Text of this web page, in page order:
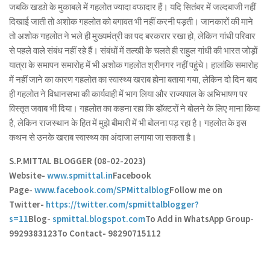
जबकि खडग़े के मुकाबले में गहलोत ज्यादा वफादार हैं। यदि सितंबर में जल्दबाजी नहीं
दिखाई जाती तो अशोक गहलोत को बगावत भी नहीं करनी पड़ती। जानकारों की माने
तो अशोक गहलोत ने भले ही मुख्यमंत्री का पद बरकरार रखा हो, लेकिन गांधी परिवार
से पहले वाले संबंध नहीं रहे हैं। संबंधों में तल्खी के चलते ही राहुल गांधी की भारत जोड़ों
यात्रा के समापन समारोह में भी अशोक गहलोत श्रीनगर नहीं पहुंचे। हालांकि समारोह
में नहीं जाने का कारण गहलोत का स्वास्थ्य खराब होना बताया गया, लेकिन दो दिन बाद
ही गहलोत ने विधानसभा की कार्यवाही में भाग लिया और राज्यपाल के अभिभाषण पर
विस्तृत जवाब भी दिया। गहलोत का कहना रहा कि डॉक्टरों ने बोलने के लिए माना किया
है, लेकिन राजस्थान के हित में मुझे बीमारी में भी बोलना पड़ रहा है। गहलोत के इस
कथन से उनके खराब स्वास्थ्य का अंदाजा लगाया जा सकता है।
S.P.MITTAL BLOGGER (08-02-2023)
Website- www.spmittal.inFacebook
Page- www.facebook.com/SPMittalblogFollow me on
Twitter- https://twitter.com/spmittalblogger?
s=11Blog- spmittal.blogspot.comTo Add in WhatsApp Group-
9929383123To Contact- 98290715112